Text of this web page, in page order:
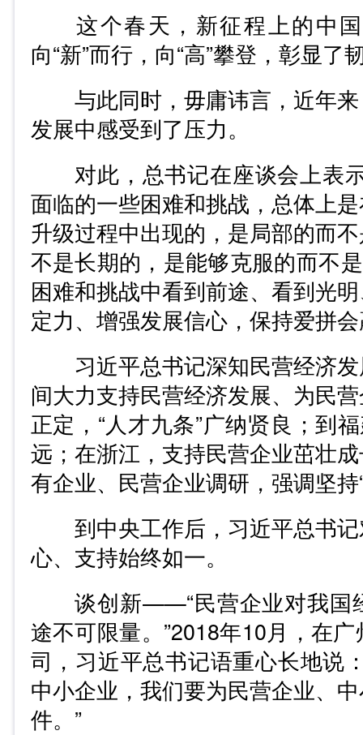
这个春天，新征程上的中国
向“新”而行，向“高”攀登，彰显了
与此同时，毋庸讳言，近年来
发展中感受到了压力。
对此，总书记在座谈会上表
面临的一些困难和挑战，总体上
升级过程中出现的，是局部的而
不是长期的，是能够克服的而不
困难和挑战中看到前途、看到光
定力、增强发展信心，保持爱拼
习近平总书记深知民营经济发
间大力支持民营经济发展、为民
正定，“人才九条”广纳贤良；到
远；在浙江，支持民营企业茁壮
有企业、民营企业调研，强调坚持
到中央工作后，习近平总书记
心、支持始终如一。
谈创新——“民营企业对我国
途不可限量。”2018年10月，在
司，习近平总书记语重心长地说
中小企业，我们要为民营企业、
件。”